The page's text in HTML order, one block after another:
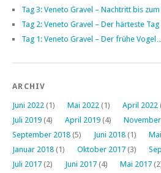
Tag 3: Veneto Gravel – Nachtritt bis
Tag 2: Veneto Gravel – Der härteste Tag
Tag 1: Veneto Gravel – Der frühe Vogel…
ARCHIV
Juni 2022 (1) Mai 2022 (1) April 2022
Juli 2019 (4) April 2019 (4)
September 2018 (5) Juni 2018 (1)
Januar 2018 (1) Oktober 2017 (3)
Juli 2017 (2) Juni 2017 (4) Mai 2017